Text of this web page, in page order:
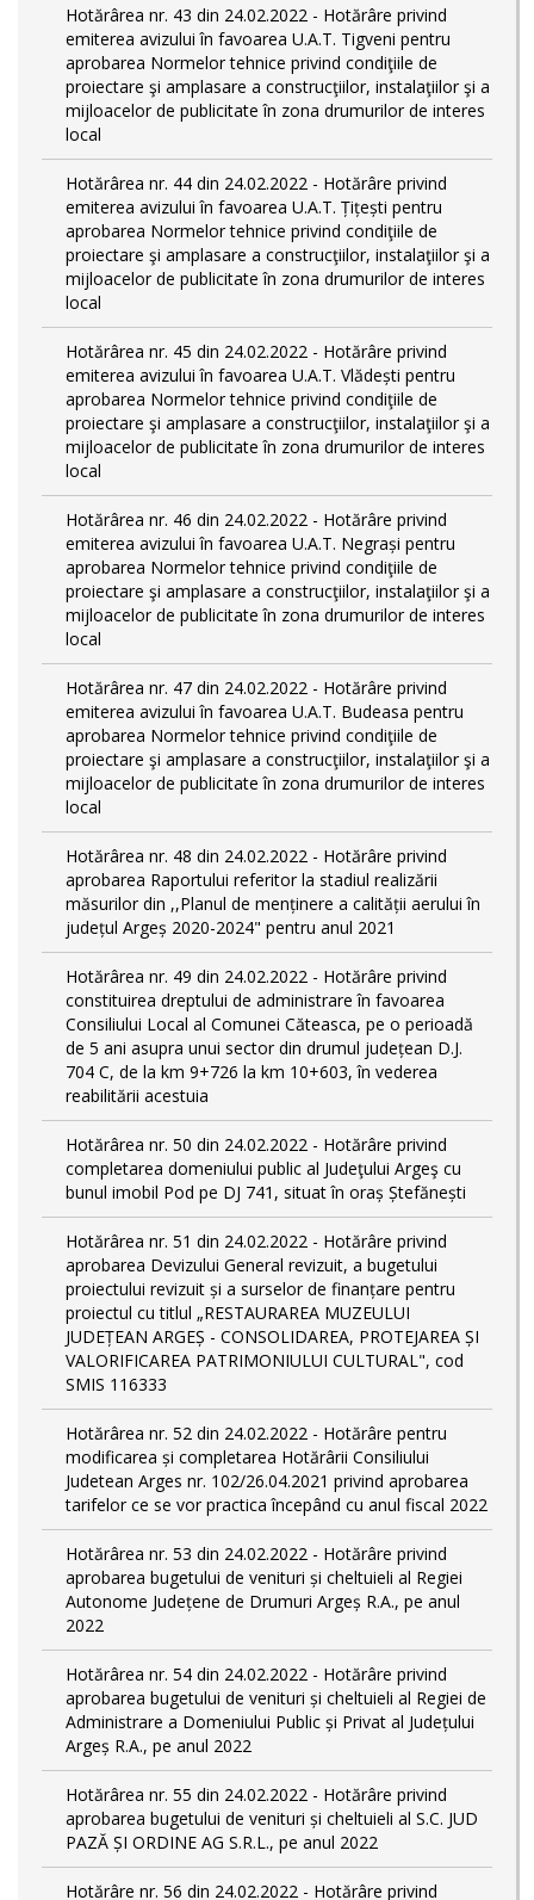
Hotărârea nr. 43 din 24.02.2022 - Hotărâre privind
emiterea avizului în favoarea U.A.T. Tigveni pentru
aprobarea Normelor tehnice privind condiţiile de
proiectare şi amplasare a construcţiilor, instalaţiilor şi a
mijloacelor de publicitate în zona drumurilor de interes
local
Hotărârea nr. 44 din 24.02.2022 - Hotărâre privind
emiterea avizului în favoarea U.A.T. Țițești pentru
aprobarea Normelor tehnice privind condiţiile de
proiectare şi amplasare a construcţiilor, instalaţiilor şi a
mijloacelor de publicitate în zona drumurilor de interes
local
Hotărârea nr. 45 din 24.02.2022 - Hotărâre privind
emiterea avizului în favoarea U.A.T. Vlădești pentru
aprobarea Normelor tehnice privind condiţiile de
proiectare şi amplasare a construcţiilor, instalaţiilor şi a
mijloacelor de publicitate în zona drumurilor de interes
local
Hotărârea nr. 46 din 24.02.2022 - Hotărâre privind
emiterea avizului în favoarea U.A.T. Negrași pentru
aprobarea Normelor tehnice privind condiţiile de
proiectare şi amplasare a construcţiilor, instalaţiilor şi a
mijloacelor de publicitate în zona drumurilor de interes
local
Hotărârea nr. 47 din 24.02.2022 - Hotărâre privind
emiterea avizului în favoarea U.A.T. Budeasa pentru
aprobarea Normelor tehnice privind condiţiile de
proiectare şi amplasare a construcţiilor, instalaţiilor şi a
mijloacelor de publicitate în zona drumurilor de interes
local
Hotărârea nr. 48 din 24.02.2022 - Hotărâre privind
aprobarea Raportului referitor la stadiul realizării
măsurilor din ,,Planul de menținere a calității aerului în
județul Argeș 2020-2024" pentru anul 2021
Hotărârea nr. 49 din 24.02.2022 - Hotărâre privind
constituirea dreptului de administrare în favoarea
Consiliului Local al Comunei Căteasca, pe o perioadă
de 5 ani asupra unui sector din drumul județean D.J.
704 C, de la km 9+726 la km 10+603, în vederea
reabilitării acestuia
Hotărârea nr. 50 din 24.02.2022 - Hotărâre privind
completarea domeniului public al Judeţului Argeş cu
bunul imobil Pod pe DJ 741, situat în oraș Ștefănești
Hotărârea nr. 51 din 24.02.2022 - Hotărâre privind
aprobarea Devizului General revizuit, a bugetului
proiectului revizuit și a surselor de finanțare pentru
proiectul cu titlul „RESTAURAREA MUZEULUI
JUDEȚEAN ARGEȘ - CONSOLIDAREA, PROTEJAREA ȘI
VALORIFICAREA PATRIMONIULUI CULTURAL", cod
SMIS 116333
Hotărârea nr. 52 din 24.02.2022 - Hotărâre pentru
modificarea și completarea Hotărârii Consiliului
Judetean Arges nr. 102/26.04.2021 privind aprobarea
tarifelor ce se vor practica începând cu anul fiscal 2022
Hotărârea nr. 53 din 24.02.2022 - Hotărâre privind
aprobarea bugetului de venituri și cheltuieli al Regiei
Autonome Județene de Drumuri Argeș R.A., pe anul
2022
Hotărârea nr. 54 din 24.02.2022 - Hotărâre privind
aprobarea bugetului de venituri și cheltuieli al Regiei de
Administrare a Domeniului Public și Privat al Județului
Argeș R.A., pe anul 2022
Hotărârea nr. 55 din 24.02.2022 - Hotărâre privind
aprobarea bugetului de venituri și cheltuieli al S.C. JUD
PAZĂ ȘI ORDINE AG S.R.L., pe anul 2022
Hotărâre nr. 56 din 24.02.2022 - Hotărâre privind